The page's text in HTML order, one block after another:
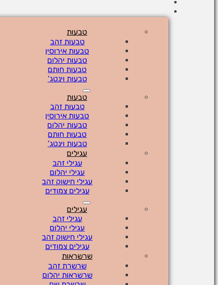
טבעות
טבעות זהב
טבעות אירוסין
טבעות יהלום
טבעות חותם
טבעות וינטג’
טבעות
טבעות זהב
טבעות אירוסין
טבעות יהלום
טבעות חותם
טבעות וינטג’
עגילים
עגילי זהב
עגילי יהלום
עגילי חישוק זהב
עגילים צמודים
עגילים
עגילי זהב
עגילי יהלום
עגילי חישוק זהב
עגילים צמודים
שרשראות
שרשרת זהב
שרשראות יהלום